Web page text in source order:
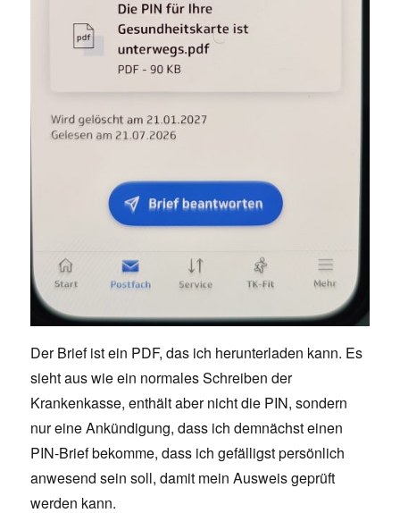
Der Brief ist ein PDF, das ich herunterladen kann. Es
sieht aus wie ein normales Schreiben der
Krankenkasse, enthält aber nicht die PIN, sondern
nur eine Ankündigung, dass ich demnächst einen
PIN-Brief bekomme, dass ich gefälligst persönlich
anwesend sein soll, damit mein Ausweis geprüft
werden kann.